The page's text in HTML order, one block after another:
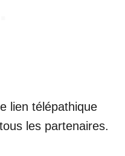
lien télépathique
les partenaires.